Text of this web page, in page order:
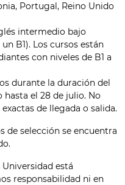
Portugal, Reino Unido
intermedio bajo
B1). Los cursos están
con niveles de B1 a
durante la duración del
el 28 de julio. No
de llegada o salida.
de selección se encuentra
está
responsabilidad ni en